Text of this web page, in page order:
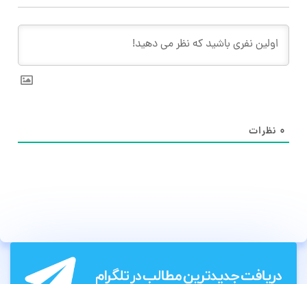
۰ نظرات